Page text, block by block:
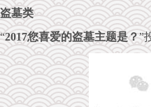
盗墓类
“2017您喜爱的盗墓主题是？”